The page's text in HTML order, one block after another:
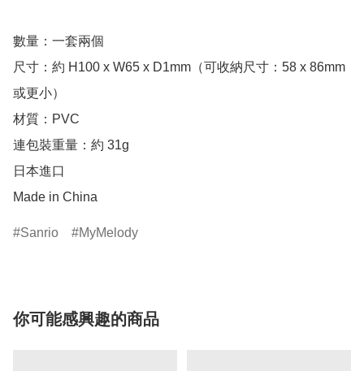
數量：一套兩個
尺寸：約 H100 x W65 x D1mm（可收納尺寸：58 x 86mm
或更小）
材質：PVC
連包裝重量：約 31g
日本進口
Made in China
Sanrio MyMelody
你可能感興趣的商品